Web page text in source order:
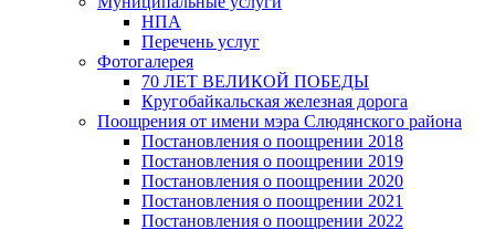
НПА
Перечень услуг
Фотогалерея
70 ЛЕТ ВЕЛИКОЙ ПОБЕДЫ
Кругобайкальская железная дорога
Поощрения от имени мэра Слюдянского района
Постановления о поощрении 2018
Постановления о поощрении 2019
Постановления о поощрении 2020
Постановления о поощрении 2021
Постановления о поощрении 2022